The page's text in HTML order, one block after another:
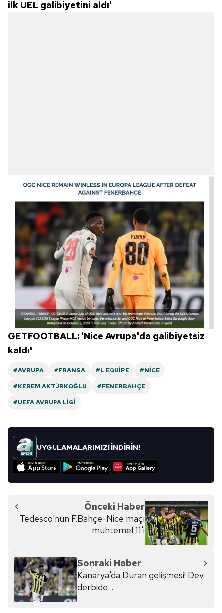
ilk UEL galibiyetini aldı'
GETFOOTBALL: 'Nice Avrupa'da galibiyetsiz
kaldı'
#AVRUPA #FRANSA #L EQUIPE
#NICE
#KEREM AKTÜRKOĞLU
#FENERBAHÇE
#UEFA AVRUPA LIGI
UYGULAMALARIMIZI İNDİRİN!
Önceki Haber
Tedesco'nun F.Bahçe-Nice maçı
muhtemel 11'i
Sonraki Haber
Kanarya'da Duran gelişmesi! Dev
derbide...